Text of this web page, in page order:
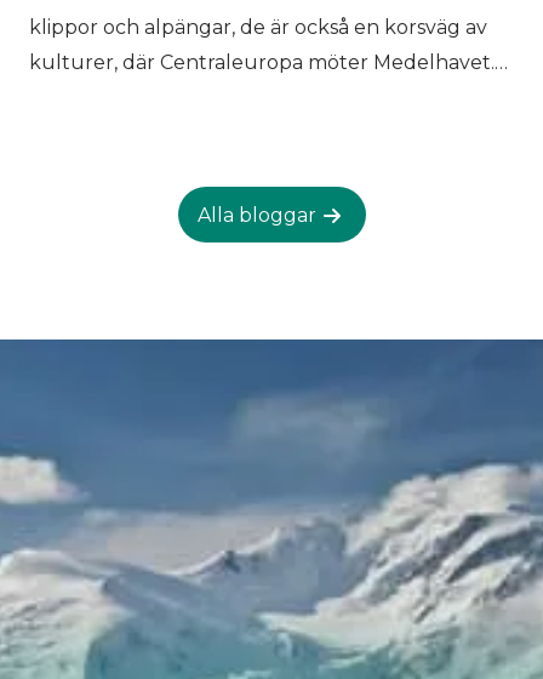
brulé eller en liten grappa för att avsluta, och du
kommer snabbt att se varför att äta här känns
klippor och alpängar, de är också en korsväg av
kulturer, där Centraleuropa möter Medelhavet.
människor lika mycket som av sten. Två distinkta
arv formar livet här: de tyskspråkiga sydtyrolska
och sin djupa koppling till bergen. Denna
frodas i en krävande bergsmiljö. Dolomiterna är
erkända inte bara som ett UNESCO världsarv för
sina landskap, utan också som en region där
levande traditioner är djupt rotade i vardagslivet
och avslöjar sig steg för steg längs
vandringslederna.
Alla bloggar